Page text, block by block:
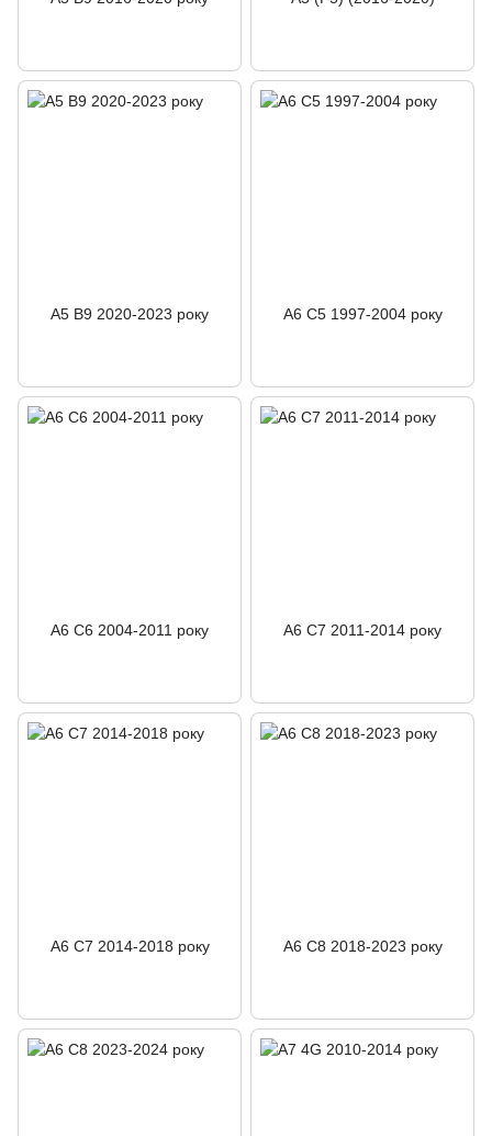
A5 B9 2020-2023 року A6 C5 1997-2004 року
A6 C6 2004-2011 року A6 C7 2011-2014 року
A6 C7 2014-2018 року A6 C8 2018-2023 року